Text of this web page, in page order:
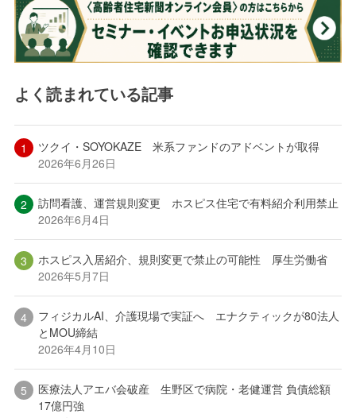
よく読まれている記事
ツクイ・SOYOKAZE 米系ファンドのアドベントが取得
2026年6月26日
訪問看護、運営規則変更 ホスピス住宅で有料紹介利用禁止
2026年6月4日
ホスピス入居紹介、規則変更で禁止の可能性 厚生労働省
2026年5月7日
フィジカルAI、介護現場で実証へ エナクティックが80法人
とMOU締結
2026年4月10日
医療法人アエバ会破産 生野区で病院・老健運営 負債総額
17億円強